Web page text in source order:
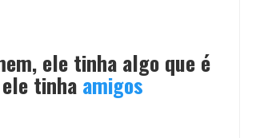
ele tinha algo que é
tinha amigos